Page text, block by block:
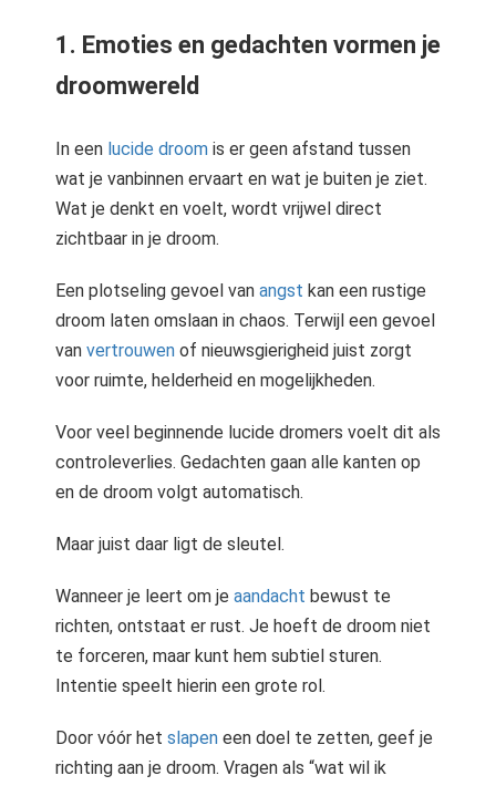
1. Emoties en gedachten vormen je
droomwereld
In een lucide droom is er geen afstand tussen
wat je vanbinnen ervaart en wat je buiten je ziet.
Wat je denkt en voelt, wordt vrijwel direct
zichtbaar in je droom.
Een plotseling gevoel van angst kan een rustige
droom laten omslaan in chaos. Terwijl een gevoel
van vertrouwen of nieuwsgierigheid juist zorgt
voor ruimte, helderheid en mogelijkheden.
Voor veel beginnende lucide dromers voelt dit als
controleverlies. Gedachten gaan alle kanten op
en de droom volgt automatisch.
Maar juist daar ligt de sleutel.
Wanneer je leert om je aandacht bewust te
richten, ontstaat er rust. Je hoeft de droom niet
te forceren, maar kunt hem subtiel sturen.
Intentie speelt hierin een grote rol.
Door vóór het slapen een doel te zetten, geef je
richting aan je droom. Vragen als “wat wil ik